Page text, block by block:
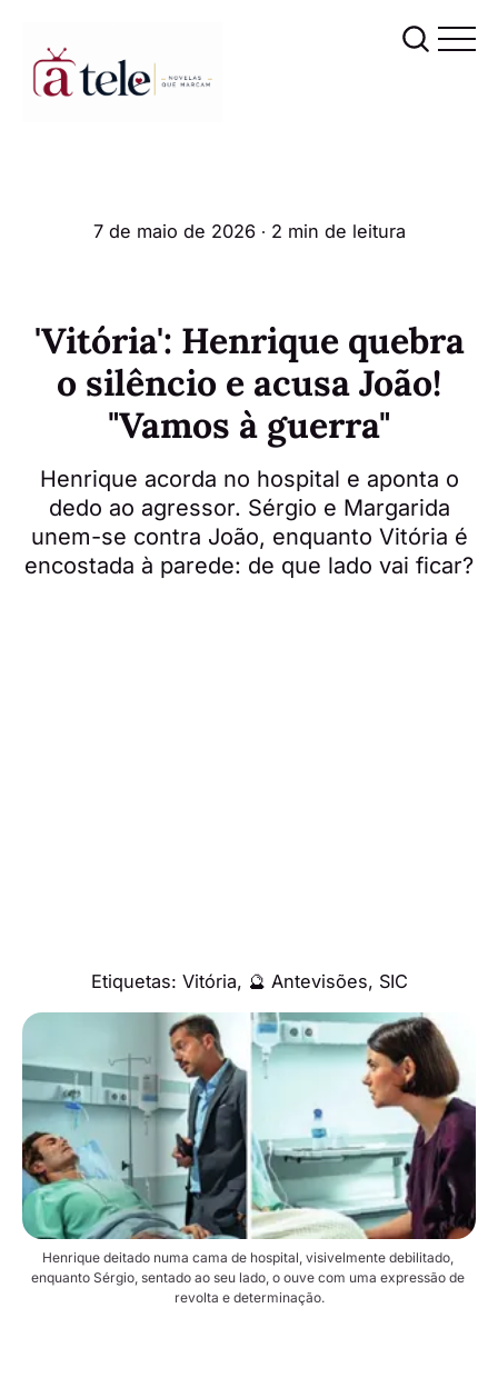
7 de maio de 2026∙ 2 min de leitura
'Vitória': Henrique quebra
o silêncio e acusa João!
"Vamos à guerra"
Henrique acorda no hospital e aponta o
dedo ao agressor. Sérgio e Margarida
unem-se contra João, enquanto Vitória é
encostada à parede: de que lado vai ficar?
Etiquetas: Vitória, 🔮 Antevisões, SIC
Henrique deitado numa cama de hospital, visivelmente debilitado,
enquanto Sérgio, sentado ao seu lado, o ouve com uma expressão de
revolta e determinação.